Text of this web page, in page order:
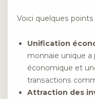
Voici quelques
Unification
monnaie unique
économique et
transactions
Attraction des